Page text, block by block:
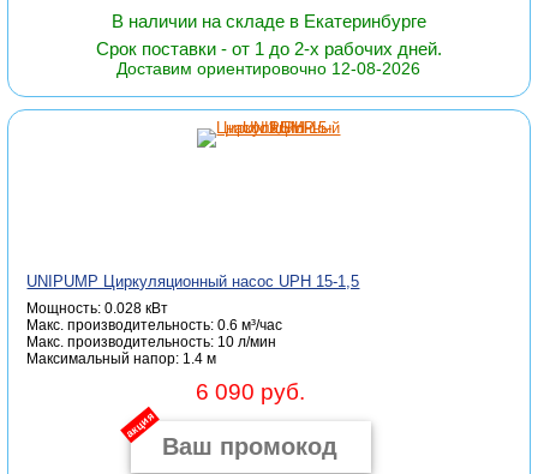
В наличии на складе в Екатеринбурге
Срок поставки - от 1 до 2-х рабочих дней.
Доставим ориентировочно 12-08-2026
UNIPUMP Циркуляционный насос UPH 15-1,5
Мощность: 0.028 кВт
Макс. производительность: 0.6 м³/час
Макc. производительность: 10 л/мин
Максимальный напор: 1.4 м
6 090 руб.
акция